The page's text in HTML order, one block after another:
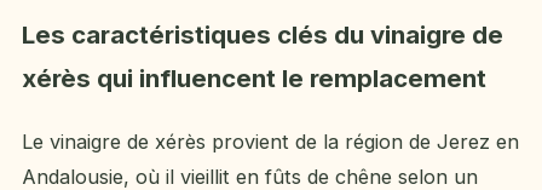
Les caractéristiques clés du vinaigre de
xérès qui influencent le remplacement
Le vinaigre de xérès provient de la région de Jerez en
Andalousie, où il vieillit en fûts de chêne selon un